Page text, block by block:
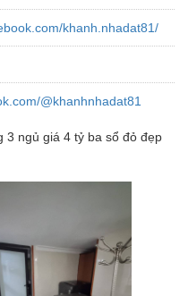
khanh.nhadat81/
@khanhnhadat81
3 ngủ giá 4 tỷ ba sổ đỏ đẹp